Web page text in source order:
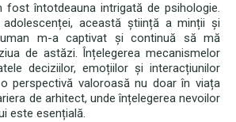
fost întotdeauna intrigată de psihologie.
această știință a minții și
uman m-a captivat și continuă să mă
de astăzi. Înțelegerea mecanismelor
deciziilor, emoțiilor și interacțiunilor
perspectivă valoroasă nu doar în viața
de arhitect, unde înțelegerea nevoilor
este esențială.